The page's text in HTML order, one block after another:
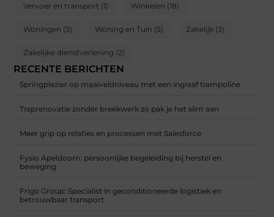
Vervoer en transport (1) Winkelen (18)
Woningen (3) Woning en Tuin (5) Zakelijk (3)
Zakelijke dienstverlening (2)
RECENTE BERICHTEN
Springplezier op maaiveldniveau met een ingraaf trampoline
Traprenovatie zonder breekwerk zo pak je het slim aan
Meer grip op relaties en processen met Salesforce
Fysio Apeldoorn: persoonlijke begeleiding bij herstel en
beweging
Frigo Group: Specialist in geconditioneerde logistiek en
betrouwbaar transport